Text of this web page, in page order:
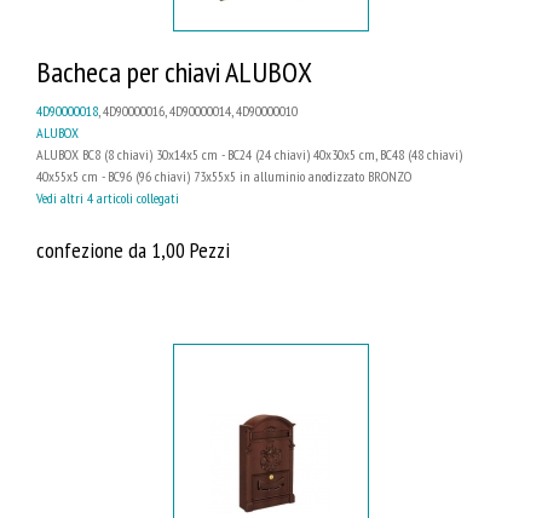
Bacheca per chiavi ALUBOX
4D90000018 , 4D90000016, 4D90000014, 4D90000010
ALUBOX
ALUBOX BC8 (8 chiavi) 30x14x5 cm - BC24 (24 chiavi) 40x30x5 cm, BC48 (48 chiavi)
40x55x5 cm - BC96 (96 chiavi) 73x55x5 in alluminio anodizzato BRONZO
Vedi altri 4 articoli collegati
confezione da 1,00 Pezzi